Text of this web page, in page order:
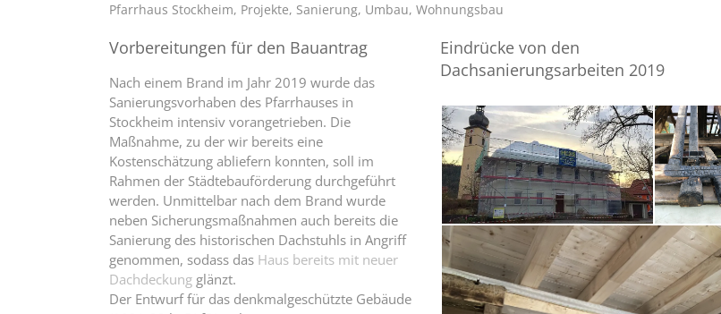
Pfarrhaus Stockheim, Projekte, Sanierung, Umbau, Wohnungsbau
Vorbereitungen für den Bauantrag
Nach einem Brand im Jahr 2019 wurde das
Sanierungsvorhaben des Pfarrhauses in
Stockheim intensiv vorangetrieben. Die
Maßnahme, zu der wir bereits eine
Kostenschätzung abliefern konnten, soll im
Rahmen der Städtebauförderung durchgeführt
werden. Unmittelbar nach dem Brand wurde
neben Sicherungsmaßnahmen auch bereits die
Sanierung des historischen Dachstuhls in Angriff
genommen, sodass das Haus bereits mit neuer
Dachdeckung glänzt.
Der Entwurf für das denkmalgeschützte Gebäude
Eindrücke von den
Dachsanierungsarbeiten 2019